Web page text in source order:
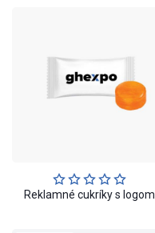
Reklamné cukríky s logom